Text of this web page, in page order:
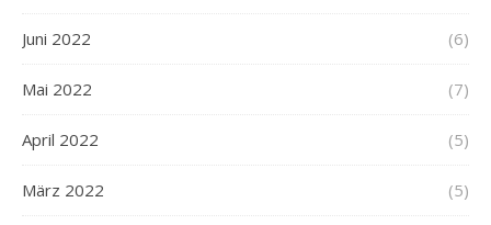
Juni 2022 (6)
Mai 2022 (7)
April 2022 (5)
März 2022 (5)